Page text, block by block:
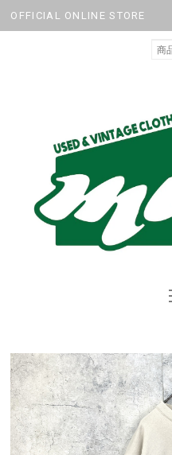
OFFICIAL ONLINE STORE